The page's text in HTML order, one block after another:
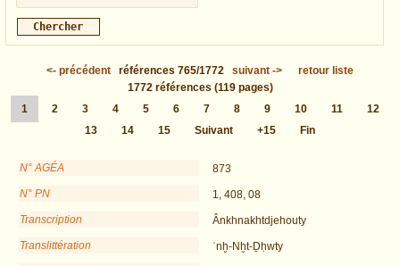
<- précédent références 765/1772 suivant ->
retour liste
1772 références (119 pages)
1
2 3 4 5 6 7 8 9 10 11
12
13
14 15 Suivant +15 Fin
N° AGÉA
873
N° PN
1, 408, 08
Transcription
Ânkhnakhtdjehouty
Translittération
ʿnḫ-Nḫt-Ḏḥwty